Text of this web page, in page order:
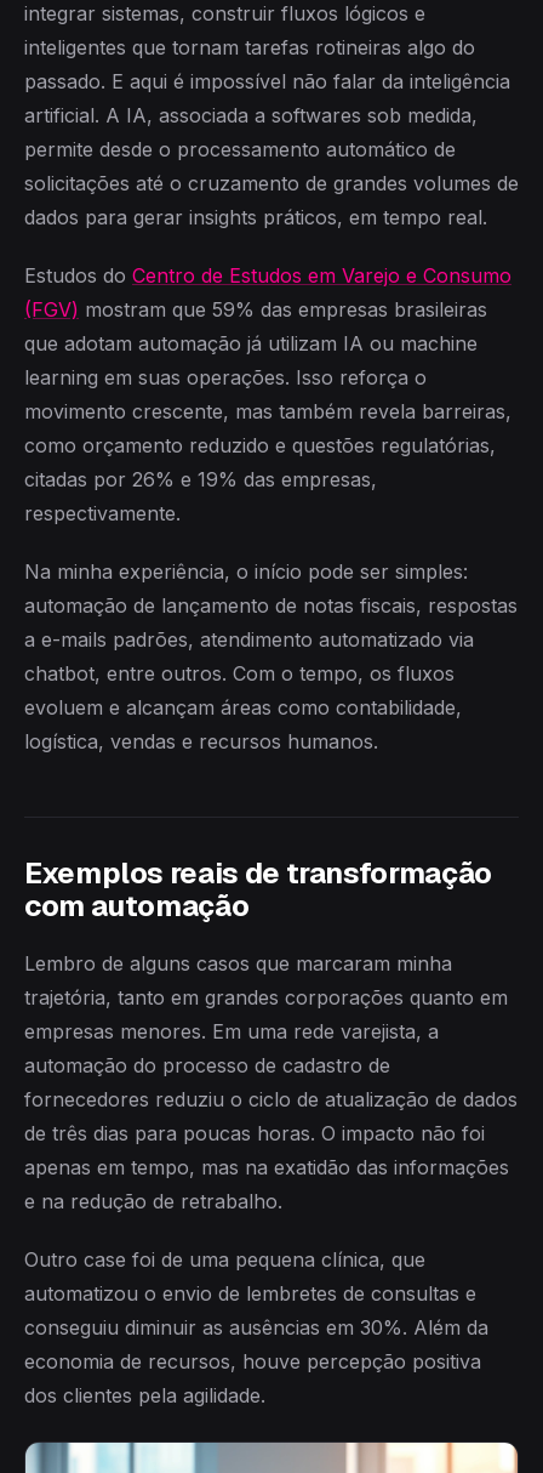
integrar sistemas, construir fluxos lógicos e
inteligentes que tornam tarefas rotineiras algo do
passado. E aqui é impossível não falar da inteligência
artificial. A IA, associada a softwares sob medida,
permite desde o processamento automático de
solicitações até o cruzamento de grandes volumes de
dados para gerar insights práticos, em tempo real.
Estudos do Centro de Estudos em Varejo e Consumo
(FGV) mostram que 59% das empresas brasileiras
que adotam automação já utilizam IA ou machine
learning em suas operações. Isso reforça o
movimento crescente, mas também revela barreiras,
como orçamento reduzido e questões regulatórias,
citadas por 26% e 19% das empresas,
respectivamente.
Na minha experiência, o início pode ser simples:
automação de lançamento de notas fiscais, respostas
a e-mails padrões, atendimento automatizado via
chatbot, entre outros. Com o tempo, os fluxos
evoluem e alcançam áreas como contabilidade,
logística, vendas e recursos humanos.
Exemplos reais de transformação
com automação
Lembro de alguns casos que marcaram minha
trajetória, tanto em grandes corporações quanto em
empresas menores. Em uma rede varejista, a
automação do processo de cadastro de
fornecedores reduziu o ciclo de atualização de dados
de três dias para poucas horas. O impacto não foi
apenas em tempo, mas na exatidão das informações
e na redução de retrabalho.
Outro case foi de uma pequena clínica, que
automatizou o envio de lembretes de consultas e
conseguiu diminuir as ausências em 30%. Além da
economia de recursos, houve percepção positiva
dos clientes pela agilidade.